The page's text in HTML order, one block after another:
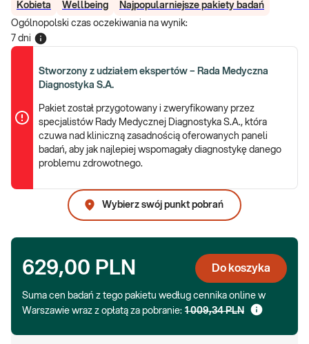
Kobieta
Wellbeing
Najpopularniejsze pakiety badań
Ogólnopolski czas oczekiwania na wynik:
7 dni
Stworzony z udziałem ekspertów – Rada Medyczna
Diagnostyka S.A.
Pakiet został przygotowany i zweryfikowany przez
specjalistów Rady Medycznej Diagnostyka S.A., która
czuwa nad kliniczną zasadnością oferowanych paneli
badań, aby jak najlepiej wspomagały diagnostykę danego
problemu zdrowotnego.
Wybierz swój punkt pobrań
629,00 PLN Do koszyka
Suma cen badań z tego pakietu według cennika online w
Warszawie wraz z opłatą za pobranie: 1 009,34 PLN